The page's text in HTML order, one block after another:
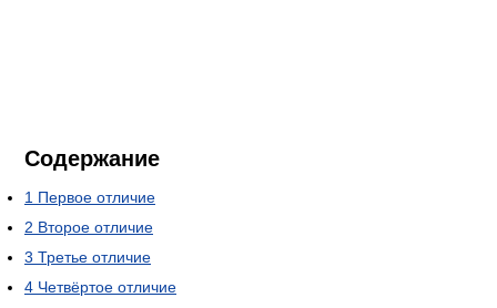
Содержание
1 Первое отличие
2 Второе отличие
3 Третье отличие
4 Четвёртое отличие